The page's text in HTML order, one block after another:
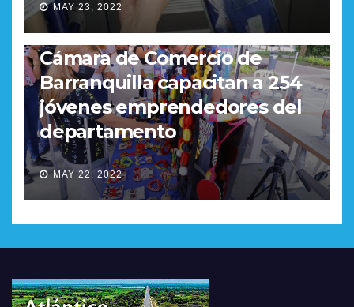
MAY 23, 2022
REGIONAL
Gobernación del Atlántico y
Cámara de Comercio de
Barranquilla capacitan a 254
jóvenes emprendedores del
departamento
MAY 22, 2022